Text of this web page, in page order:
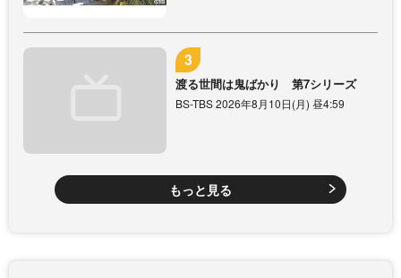
渡る世間は鬼ばかり 第7シリーズ
BS-TBS 2026年8月10日(月) 昼4:59
もっと見る